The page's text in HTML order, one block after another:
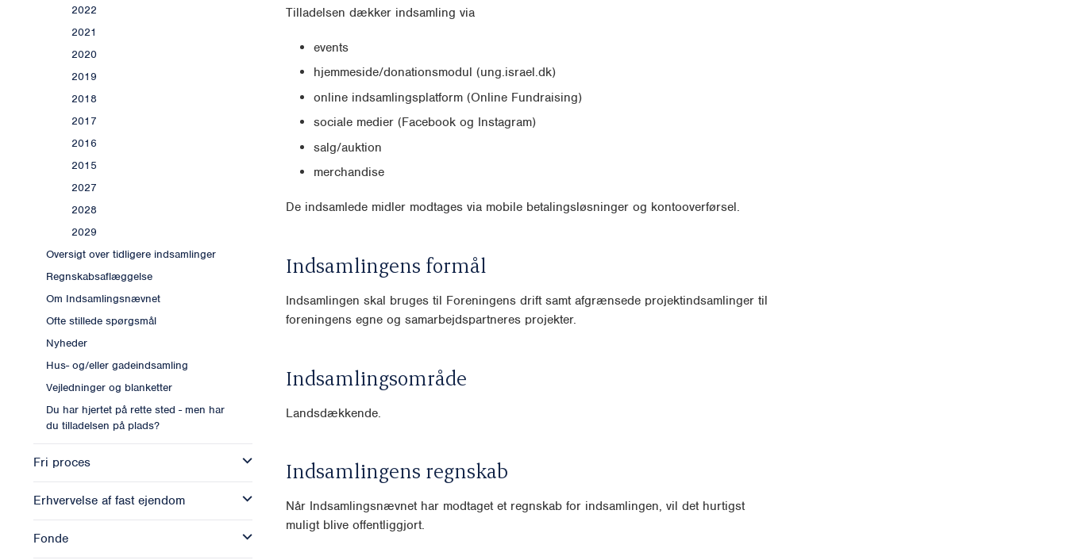
2022
2021
2020
2019
2018
2017
2016
2015
2027
2028
2029
Oversigt over tidligere indsamlinger
Regnskabsaflæggelse
Om Indsamlingsnævnet
Ofte stillede spørgsmål
Nyheder
Hus- og/eller gadeindsamling
Vejledninger og blanketter
Du har hjertet på rette sted - men har
du tilladelsen på plads?
Fri proces
Erhvervelse af fast ejendom
Fonde
Tilladelsen dækker indsamling via
events
hjemmeside/donationsmodul (ung.israel.dk)
online indsamlingsplatform (Online Fundraising)
sociale medier (Facebook og Instagram)
salg/auktion
merchandise
De indsamlede midler modtages via mobile betalingsløsninger og kontooverførsel.
Indsamlingens formål
Indsamlingen skal bruges til Foreningens drift samt afgrænsede projektindsamlinger til
foreningens egne og samarbejdspartneres projekter.
Indsamlingsområde
Landsdækkende.
Indsamlingens regnskab
Når Indsamlingsnævnet har modtaget et regnskab for indsamlingen, vil det hurtigst
muligt blive offentliggjort.